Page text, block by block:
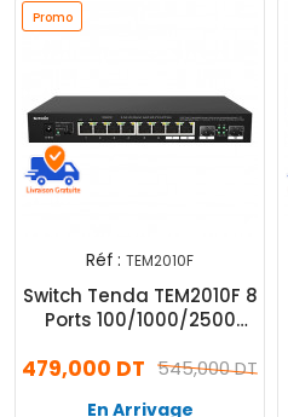
Promo
Réf : TEM2010F
Switch Tenda TEM2010F 8
Ports 100/1000/2500
545,000 DT
479,000 DT
En Arrivage